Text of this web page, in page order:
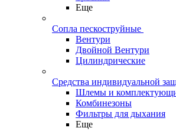
Еще
Сопла пескоструйные
Вентури
Двойной Вентури
Цилиндрические
Средства индивидуальной
Шлемы и
Комбинезоны
Фильтры для дыхания
Еще